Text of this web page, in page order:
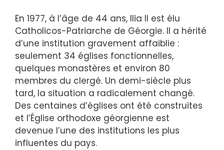
En 1977, à l’âge de 44 ans, Ilia II est élu
Catholicos-Patriarche de Géorgie. Il a hérité
d’une institution gravement affaiblie :
seulement 34 églises fonctionnelles,
quelques monastères et environ 80
membres du clergé. Un demi-siècle plus
tard, la situation a radicalement changé.
Des centaines d’églises ont été construites
et l’Église orthodoxe géorgienne est
devenue l’une des institutions les plus
influentes du pays.